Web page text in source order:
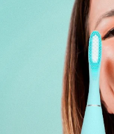
FAQ™ Pure
issa™ Teeth
Français